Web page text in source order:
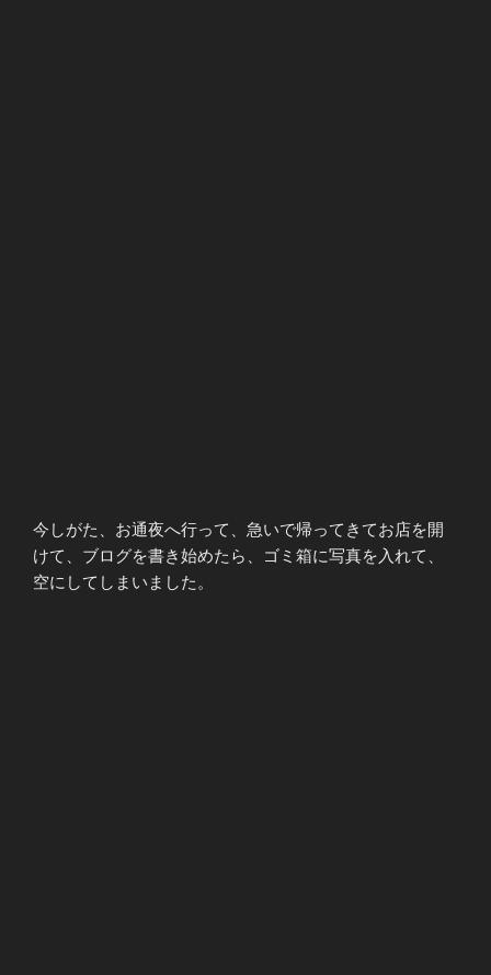
今しがた、お通夜へ行って、急いで帰ってきてお店を開
けて、ブログを書き始めたら、ゴミ箱に写真を入れて、
空にしてしまいました。